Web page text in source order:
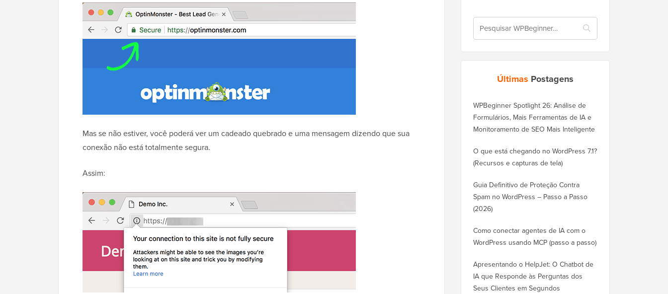
Mas se não estiver, você poderá ver um cadeado quebrado e uma mensagem dizendo que sua
conexão não está totalmente segura.
Assim:
Últimas Postagens
WPBeginner Spotlight 26: Análise de
Formulários, Mais Ferramentas de IA e
Monitoramento de SEO Mais Inteligente
O que está chegando no WordPress 7.1?
(Recursos e capturas de tela)
Guia Definitivo de Proteção Contra
Spam no WordPress – Passo a Passo
(2026)
Como conectar agentes de IA com o
WordPress usando MCP (passo a passo)
Apresentando o HelpJet: O Chatbot de
IA que Responde às Perguntas dos
Seus Clientes em Segundos